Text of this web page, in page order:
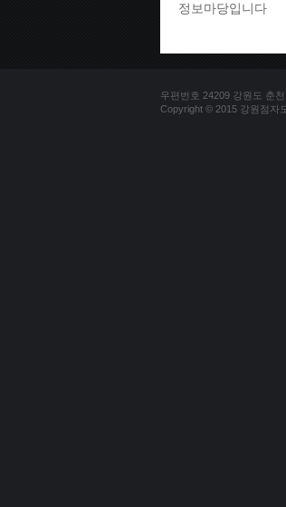
정보마당입니다
우편번호 24209 강원도 춘
Copyright © 2015 강원점자